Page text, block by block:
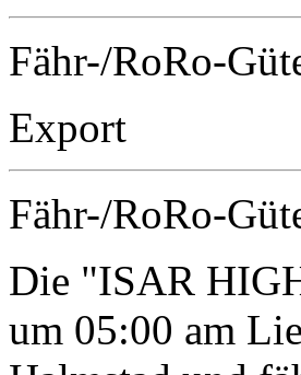
Fähr-/RoRo-
Export
Fähr-/RoRo-
Die "ISAR
um 05:00 am